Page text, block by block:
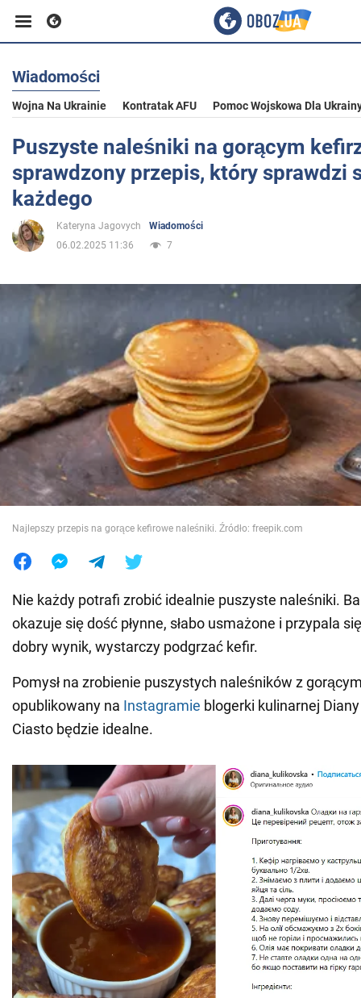
Biznes
Sport
Rozrywka
Życie
Polityka
Społeczeństwo
Wojna na Ukrainie
Świat
Jedzenie
Wiadomości
Wojna Na Ukrainie Kontratak AFU Pomoc Wojskowa Dla
Puszyste naleśniki na gorącym
sprawdzony przepis, który sprawdzi
każdego
Kateryna Jagovych
Wiadomości
06.02.2025 11:36
7
Najlepszy przepis na gorące kefirowe naleśniki. Źródło: freepik.com
Nie każdy potrafi zrobić idealnie puszyste naleśniki.
okazuje się dość płynne, słabo usmażone i przypala
dobry wynik, wystarczy podgrzać kefir.
Pomysł na zrobienie puszystych naleśników z
opublikowany na Instagramie blogerki kulinarnej
Ciasto będzie idealne.